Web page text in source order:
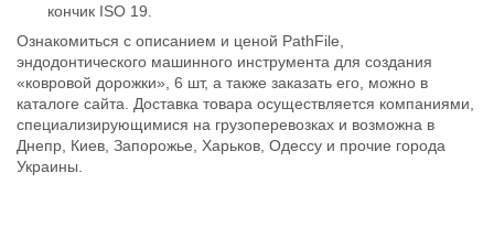
кончик ISO 19.
Ознакомиться с описанием и ценой PathFile,
эндодонтического машинного инструмента для создания
«ковровой дорожки», 6 шт, а также заказать его, можно в
каталоге сайта. Доставка товара осуществляется компаниями,
специализирующимися на грузоперевозках и возможна в
Днепр, Киев, Запорожье, Харьков, Одессу и прочие города
Украины.